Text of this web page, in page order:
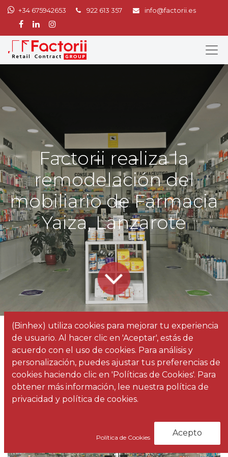
+34 675942653 922 613 357 info@factorii.es
Factorii realiza la
remodelación del
mobiliario de Farmacia
Yaiza, Lanzarote
Todos
los
blogs
Noticias
Factorii realiza la remodelación del mobiliario de Farmacia Yaiza, Lanzarote
(Binhex) utiliza cookies para mejorar tu experiencia
de usuario. Al hacer clic en 'Aceptar', estás de
acuerdo con el uso de cookies. Para análisis y
personalización, puedes ajustar tus preferencias de
cookies haciendo clic en 'Políticas de Cookies'. Para
obtener más información, lee nuestra política de
privacidad y política de cookies.
Política de Cookies Acepto